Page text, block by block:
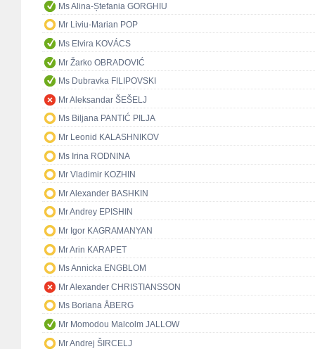
Ms Alina-Ștefania GORGHIU
Mr Liviu-Marian POP
Ms Elvira KOVÁCS
Mr Žarko OBRADOVIĆ
Ms Dubravka FILIPOVSKI
Mr Aleksandar ŠEŠELJ
Ms Biljana PANTIĆ PILJA
Mr Leonid KALASHNIKOV
Ms Irina RODNINA
Mr Vladimir KOZHIN
Mr Alexander BASHKIN
Mr Andrey EPISHIN
Mr Igor KAGRAMANYAN
Mr Arin KARAPET
Ms Annicka ENGBLOM
Mr Alexander CHRISTIANSSON
Ms Boriana ÅBERG
Mr Momodou Malcolm JALLOW
Mr Andrej ŠIRCELJ